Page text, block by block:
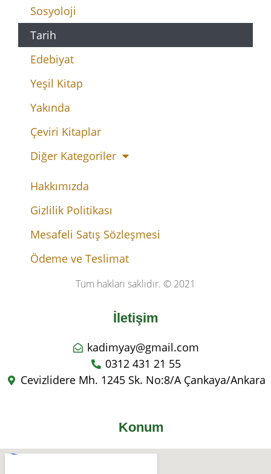
Sosyoloji
Tarih
Edebiyat
Yeşil Kitap
Yakında
Çeviri Kitaplar
Diğer Kategoriler
Hakkımızda
Gizlilik Politikası
Mesafeli Satış Sözleşmesi
Ödeme ve Teslimat
Tüm hakları saklıdır. © 2021
İletişim
kadimyay@gmail.com
0312 431 21 55
Cevizlidere Mh. 1245 Sk. No:8/A Çankaya/Ankara
Konum